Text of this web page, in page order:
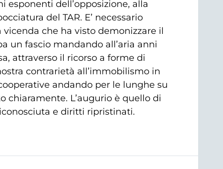
dell’opposizione, alla
del TAR. E’ necessario
che ha visto demonizzare il
un fascio mandando all’aria anni
attraverso il ricorso a forme di
contrarietà all’immobilismo in
andando per le lunghe su
chiaramente. L’augurio è quello di
e diritti ripristinati.